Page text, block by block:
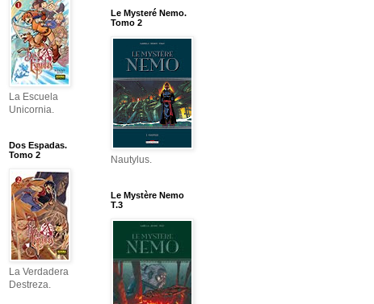
La Escuela
Unicornia.
Dos Espadas.
Tomo 2
La Verdadera
Destreza.
Le Mysteré Nemo.
Tomo 2
Nautylus.
Le Mystère Nemo
T.3